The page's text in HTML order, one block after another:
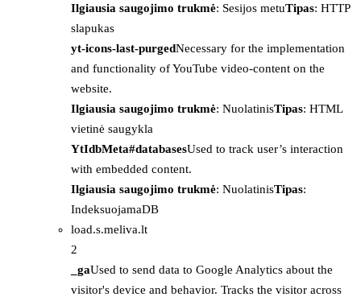
Ilgiausia saugojimo trukmė: Sesijos metuTipas: HTTP
slapukas
yt-icons-last-purgedNecessary for the implementation
and functionality of YouTube video-content on the
website.
Ilgiausia saugojimo trukmė: NuolatinisTipas: HTML
vietinė saugykla
YtIdbMeta#databasesUsed to track user’s interaction
with embedded content.
Ilgiausia saugojimo trukmė: NuolatinisTipas:
IndeksuojamaDB
load.s.meliva.lt
2
_gaUsed to send data to Google Analytics about the
visitor's device and behavior. Tracks the visitor across